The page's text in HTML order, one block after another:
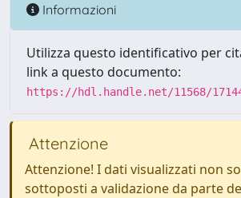
Informazioni
Utilizza questo identificativo per
link a questo documento:
https://hdl.handle.net/11568/
Attenzione
Attenzione! I dati visualizzati non
sottoposti a validazione da parte